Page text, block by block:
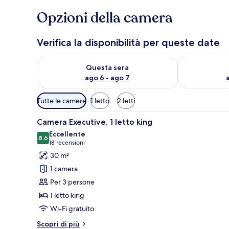
Opzioni della camera
Verifica la disponibilità per queste date
Questa sera
ago 6 - ago 7
Verifica la disponibilità per questa sera, ago 6 - ago 7
Verifica la
Filtri
disponibili
per
le
camere
Tutte le camere 1 letto 2 letti
Apri
tutte
le
foto
per
Camera
Executive,
1
letto
king
Una camera d'albergo con
12
Camera Executive, 1 letto king
8.68.6 su 10
Eccellente
18 recensioni
(18
recensioni)
30 m²
1 camera
Per 3 persone
1 letto king
Wi-Fi gratuito
Scopri di più
Altri